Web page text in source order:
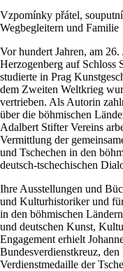
Vzpomínky přátel,
Wegbegleitern und Familie
Vor hundert Jahren, am
Herzogenberg auf Schloss
studierte in Prag
dem Zweiten Weltkrieg
vertrieben. Als Autorin
über die böhmischen
Adalbert Stifter Vereins
Vermittlung der
und Tschechen in den
deutsch-tschechischen
Ihre Ausstellungen und
und Kulturhistoriker und
in den böhmischen
und deutschen Kunst,
Engagement erhielt
Bundesverdienstkreuz,
Verdienstmedaille der